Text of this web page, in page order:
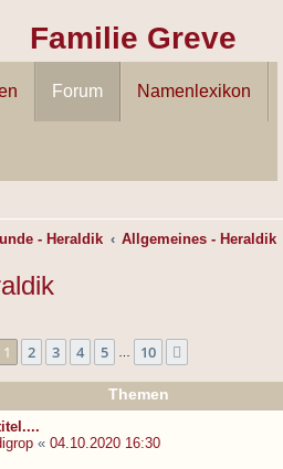
Familie Greve
Forum Namenlexikon
- Heraldik Allgemeines - Heraldik
1von 10
1 2 3 4 5 10
Themen
« 04.10.2020 16:30